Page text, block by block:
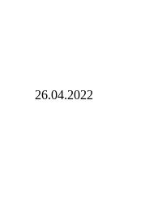
26.04.2022